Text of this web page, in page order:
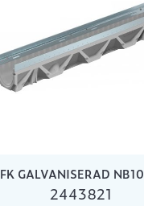
FK GALVANISERAD
2443821